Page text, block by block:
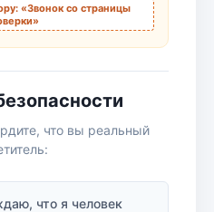
«Звонок со страницы
что вы реальный
что я человек